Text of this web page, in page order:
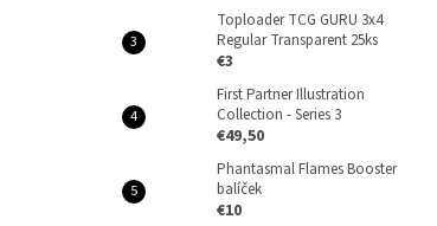
Toploader TCG GURU 3x4
Regular Transparent 25ks
€3
First Partner Illustration
Collection - Series 3
€49,50
Phantasmal Flames Booster
balíček
€10